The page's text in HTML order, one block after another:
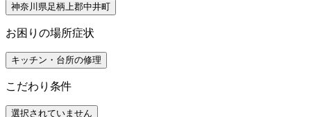
神奈川県足柄上郡中井町
お困りの場所症状
キッチン・台所の修理
こだわり条件
選択されていません